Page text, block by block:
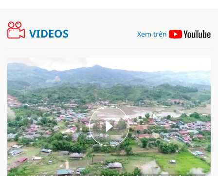
VIDEOS Xem trên